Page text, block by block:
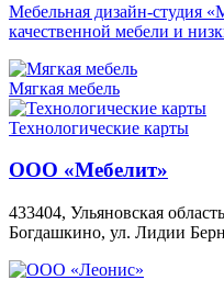
Мебельная дизайн-студия
качественной мебели и
Мягкая мебель
Технологические карты
ООО «Мебелит»
433404, Ульяновская
Богдашкино, ул. Лидии